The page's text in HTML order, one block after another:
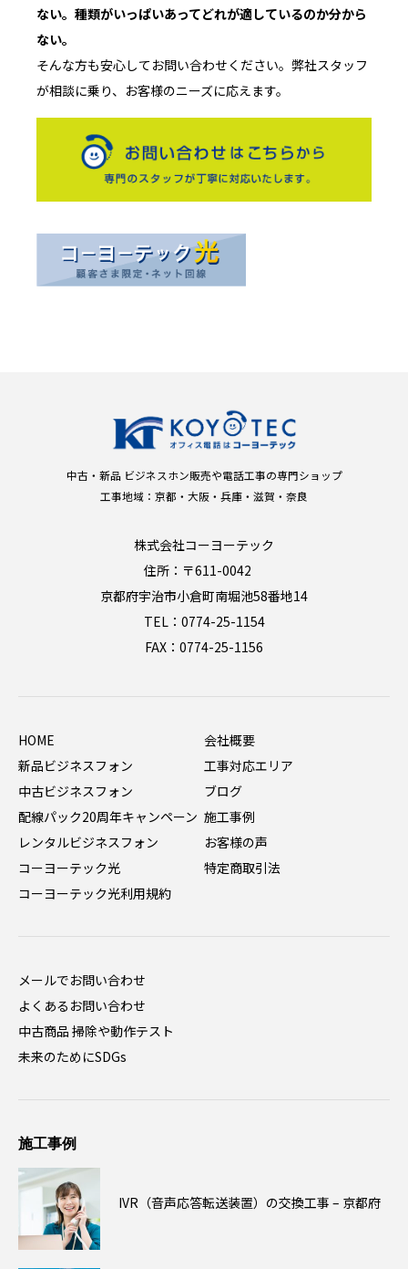
ない。種類がいっぱいあってどれが適しているのか分から
ない。
そんな方も安心してお問い合わせください。弊社スタッフ
が相談に乗り、お客様のニーズに応えます。
中古・新品 ビジネスホン販売や電話工事の専門ショップ
工事地域：京都・大阪・兵庫・滋賀・奈良
株式会社コーヨーテック
住所：〒611-0042
京都府宇治市小倉町南堀池58番地14
TEL：0774-25-1154
FAX：0774-25-1156
HOME
新品ビジネスフォン
中古ビジネスフォン
配線パック20周年キャンペーン
レンタルビジネスフォン
コーヨーテック光
コーヨーテック光利用規約
会社概要
工事対応エリア
ブログ
施工事例
お客様の声
特定商取引法
メールでお問い合わせ
よくあるお問い合わせ
中古商品 掃除や動作テスト
未来のためにSDGs
施工事例
IVR（音声応答転送装置）の交換工事 – 京都府